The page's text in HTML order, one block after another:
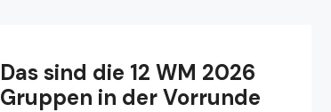
Das sind die 12 WM 2026
Gruppen in der Vorrunde